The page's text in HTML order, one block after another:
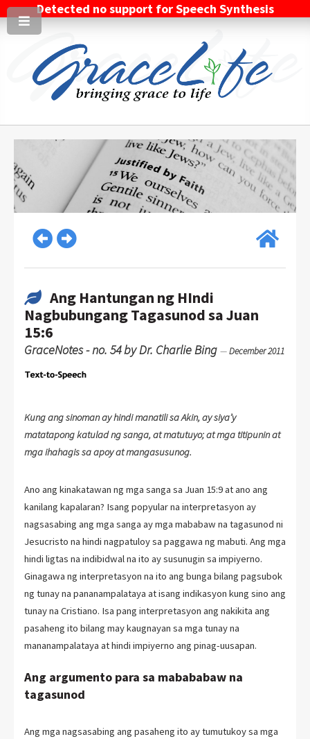
Detected no support for Speech Synthesis
Ang Hantungan ng HIndi
Nagbubungang Tagasunod sa Juan
15:6
GraceNotes - no. 54 by Dr. Charlie Bing —December 2011
Kung ang sinoman ay hindi manatili sa Akin, ay siya’y
matatapong katulad ng sanga, at matutuyo; at mga titipunin at
mga ihahagis sa apoy at mangasusunog.
Ano ang kinakatawan ng mga sanga sa Juan 15:9 at ano ang
kanilang kapalaran? Isang popyular na interpretasyon ay
nagsasabing ang mga sanga ay mga mababaw na tagasunod ni
Jesucristo na hindi nagpatuloy sa paggawa ng mabuti. Ang mga
hindi ligtas na indibidwal na ito ay susunugin sa impiyerno.
Ginagawa ng interpretasyon na ito ang bunga bilang pagsubok
ng tunay na pananampalataya at isang indikasyon kung sino ang
tunay na Cristiano. Isa pang interpretasyon ang nakikita ang
pasaheng ito bilang may kaugnayan sa mga tunay na
mananampalataya at hindi impiyerno ang pinag-uusapan.
Ang argumento para sa mabababaw na
tagasunod
Ang mga nagsasabing ang pasaheng ito ay tumutukoy sa mga